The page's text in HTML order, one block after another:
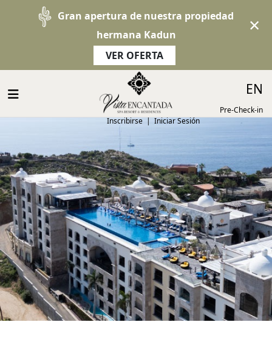
Inscribirse|Iniciar Sesión
Pre-Check-in
Gran apertura de nuestra propiedad
hermana Kadun
VER OFERTA
×
EN